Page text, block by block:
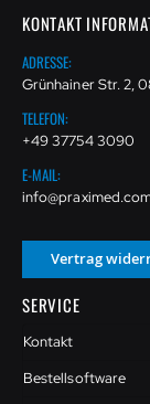
KONTAKT
ADRESSE:
Grünhainer Str. 2,
TELEFON:
+49 37754 3090
E-MAIL:
Vertrag
SERVICE
Kontakt
Bestellsoftware